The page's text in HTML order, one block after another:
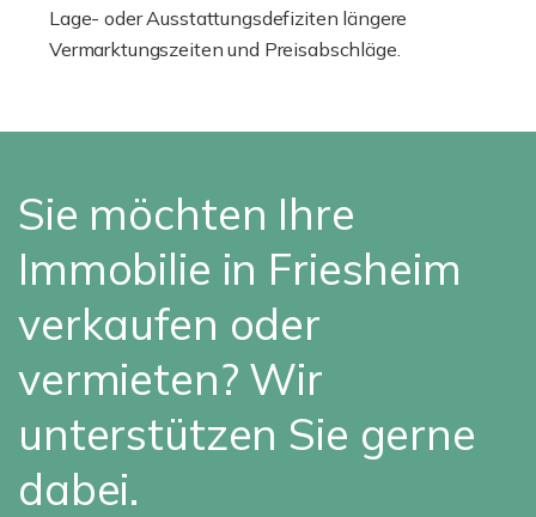
Lage- oder Ausstattungsdefiziten längere
Vermarktungszeiten und Preisabschläge.
Sie möchten Ihre
Immobilie in Friesheim
verkaufen oder
vermieten? Wir
unterstützen Sie gerne
dabei.